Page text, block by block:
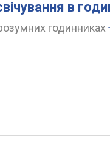
в
годинниках